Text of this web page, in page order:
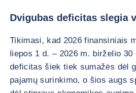
Dvigubas deficitas slegia
Tikimasi, kad 2026 finansiniais
liepos 1 d. – 2026 m. birželio 30
deficitas šiek tiek sumažės dėl
pajamų surinkimo, o šios augs